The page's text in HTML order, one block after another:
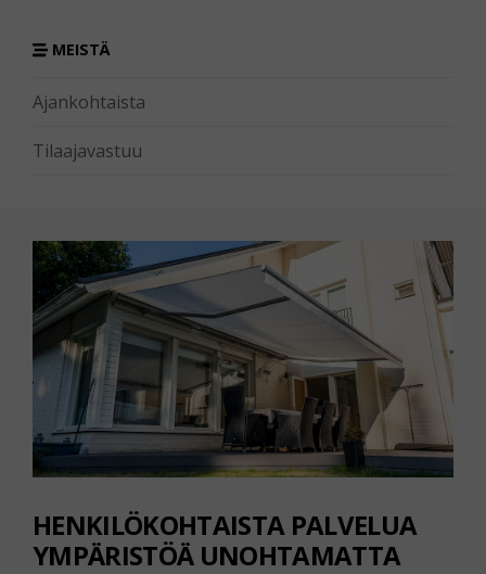
MEISTÄ
Ajankohtaista
Tilaajavastuu
HENKILÖKOHTAISTA PALVELUA
YMPÄRISTÖÄ UNOHTAMATTA